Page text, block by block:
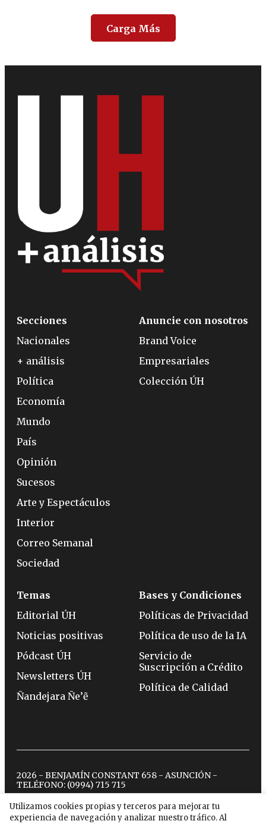
Carga Más
Utilizamos cookies propias y terceros para mejorar tu
experiencia de navegación y analizar nuestro tráfico. Al
Secciones
Nacionales
+ análisis
Política
Economía
Mundo
País
Opinión
Sucesos
Arte y Espectáculos
Interior
Correo Semanal
Sociedad
Anuncie con nosotros
Brand Voice
Empresariales
Colección ÚH
Temas
Editorial ÚH
Noticias positivas
Pódcast ÚH
Newsletters ÚH
Ñandejara Ñe’ẽ
Bases y Condiciones
Políticas de Privacidad
Política de uso de la IA
Servicio de
Suscripción a Crédito
Política de Calidad
2026 - BENJAMÍN CONSTANT 658 - ASUNCIÓN -
TELÉFONO: (0994) 715 715